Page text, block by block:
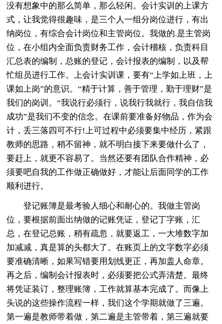
没有想象中的那么简单，那么轻闲。会计实训的上课方
式，让我觉得很趣味，是三个人一组分岗位进行，有出
纳岗位，有综合会计岗位和主管岗位。我做的.是主管岗
位，在小组内全面负责财务工作，会计稽核，负责科目
汇总表的编制，总账的登记，会计报表的编制，以及帮
忙组员进行工作。上会计实训课，要有“上学如上班，上
课如上岗”的意识。“精于计算，善于管理，勤于理财”是
我们的岗训。“我说行必须行，说我行我就行，我自信我
成功”是我们不变的信念。在课前要准备好物品，作为会
计，丢三落四可不行!上可过程中必须要集中经历，紧跟
教师的思路，稍不留神，就不明白接下来要做什么了，
要赶上，就更不容易了。当然还要有团队合作精神，必
须要吧自我的工作做正确做好，才能让后面同学的工作
顺利进行。
登记账簿是最考验人细心和耐心的。我做主管岗
位，要根据前面出纳做的记账凭证，登记丁字账，汇
总，在登记总账，稍有疏忽，就要返工，一大堆数字加
加减减，真是算的头都大了。在账页上的文字数字必须
要准确清晰，如果写错要用划线更正，再加盖人命章。
再之后，编制会计报表时，必须要把公式弄清楚。最终
将凭证装订，整理账簿，工作就算基本完成了。而像上
头说的这些操作流程一样，我们这个学期就做了三遍。
第一遍是教师带着做，第二遍是主管带着，第三遍就要